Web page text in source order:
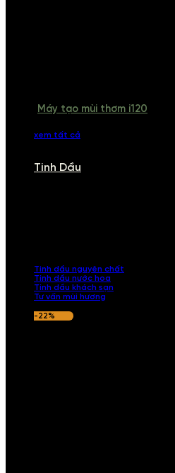
Máy tạo mùi thơm i120
xem tất cả
Tinh Dầu
Tinh dầu nguyên chất
Tinh dầu nước hoa
Tinh dầu khách sạn
Tư vấn mùi hương
-22%